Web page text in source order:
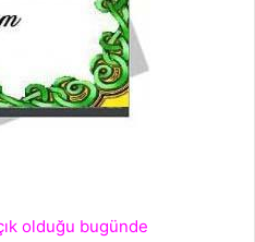
olduğu bugünde